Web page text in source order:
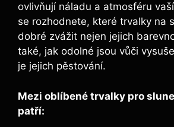
ovlivňují náladu a atmosféru
se rozhodnete, které trvalky na
dobré zvážit nejen jejich
také, jak odolné jsou vůči
je jejich pěstování.
Mezi oblíbené trvalky pro
patří: